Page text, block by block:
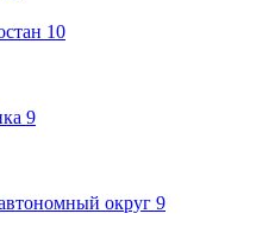
10
9
округ 9